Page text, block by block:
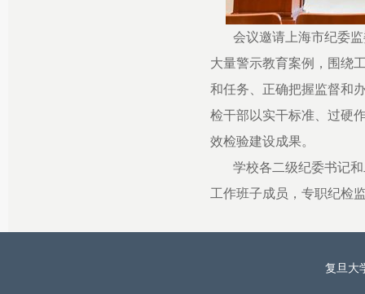
会议邀请上海市纪委
大量警示教育案例，围绕
和任务、正确把握监督和
检干部以实干标准、过硬
效检验建设成果。
学校各二级纪委书记
工作班子成员，专职纪检
复旦大